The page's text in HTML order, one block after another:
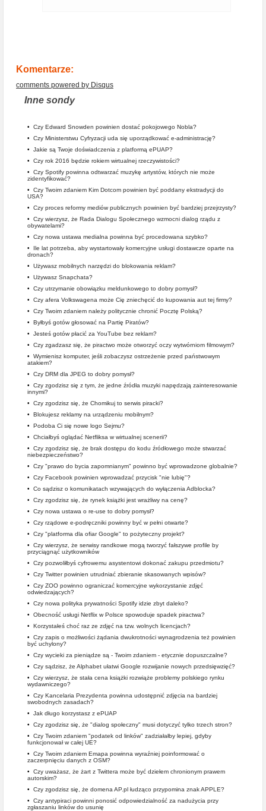
Komentarze:
comments powered by Disqus
Inne sondy
• Czy Edward Snowden powinien dostać pokojowego Nobla?
• Czy Ministerstwu Cyfryzacji uda się uporządkować e-administrację?
• Jakie są Twoje doświadczenia z platformą ePUAP?
• Czy rok 2016 będzie rokiem wirtualnej rzeczywistości?
• Czy Spotify powinna odtwarzać muzykę artystów, których nie może
zidentyfikować?
• Czy Twoim zdaniem Kim Dotcom powinien być poddany ekstradycji do
USA?
• Czy proces reformy mediów publicznych powinien być bardziej przejrzysty?
• Czy wierzysz, że Rada Dialogu Społecznego wzmocni dialog rządu z
obywatelami?
• Czy nowa ustawa medialna powinna być procedowana szybko?
• Ile lat potrzeba, aby wystartowały komercyjne usługi dostawcze oparte na
dronach?
• Używasz mobilnych narzędzi do blokowania reklam?
• Używasz Snapchata?
• Czy utrzymanie obowiązku meldunkowego to dobry pomysł?
• Czy afera Volkswagena może Cię zniechęcić do kupowania aut tej firmy?
• Czy Twoim zdaniem należy politycznie chronić Pocztę Polską?
• Byłbyś gotów głosować na Partię Piratów?
• Jesteś gotów płacić za YouTube bez reklam?
• Czy zgadzasz się, że piractwo może otworzyć oczy wytwórniom filmowym?
• Wymienisz komputer, jeśli zobaczysz ostrzeżenie przed państwowym
atakiem?
• Czy DRM dla JPEG to dobry pomysł?
• Czy zgodzisz się z tym, że jedne źródła muzyki napędzają zainteresowanie
innymi?
• Czy zgodzisz się, że Chomikuj to serwis piracki?
• Blokujesz reklamy na urządzeniu mobilnym?
• Podoba Ci się nowe logo Sejmu?
• Chciałbyś oglądać Netfliksa w wirtualnej scenerii?
• Czy zgodzisz się, że brak dostępu do kodu źródłowego może stwarzać
niebezpieczeństwo?
• Czy "prawo do bycia zapomnianym" powinno być wprowadzone globalnie?
• Czy Facebook powinien wprowadzać przycisk "nie lubię"?
• Co sądzisz o komunikatach wzywających do wyłączenia Adblocka?
• Czy zgodzisz się, że rynek książki jest wrażliwy na cenę?
• Czy nowa ustawa o re-use to dobry pomysł?
• Czy rządowe e-podręczniki powinny być w pełni otwarte?
• Czy "platforma dla ofiar Google" to pożyteczny projekt?
• Czy wierzysz, że serwisy randkowe mogą tworzyć fałszywe profile by
przyciągnąć użytkowników
• Czy pozwoliłbyś cyfrowemu asystentowi dokonać zakupu przedmiotu?
• Czy Twitter powinien utrudniać zbieranie skasowanych wpisów?
• Czy ZOO powinno ograniczać komercyjne wykorzystanie zdjęć
odwiedzających?
• Czy nowa polityka prywatności Spotify idzie zbyt daleko?
• Obecność usługi Netflix w Polsce spowoduje spadek piractwa?
• Korzystałeś choć raz ze zdjęć na tzw. wolnych licencjach?
• Czy zapis o możliwości żądania dwukrotności wynagrodzenia też powinien
być uchylony?
• Czy wycieki za pieniądze są - Twoim zdaniem - etycznie dopuszczalne?
• Czy sądzisz, że Alphabet ułatwi Google rozwijanie nowych przedsięwzięć?
• Czy wierzysz, że stała cena książki rozwiąże problemy polskiego rynku
wydawniczego?
• Czy Kancelaria Prezydenta powinna udostępnić zdjęcia na bardziej
swobodnych zasadach?
• Jak długo korzystasz z ePUAP
• Czy zgodzisz się, że "dialog społeczny" musi dotyczyć tylko trzech stron?
• Czy Twoim zdaniem "podatek od linków" zadziałałby lepiej, gdyby
funkcjonował w całej UE?
• Czy Twoim zdaniem Emapa powinna wyraźniej poinformować o
zaczerpnięciu danych z OSM?
• Czy uważasz, że żart z Twittera może być dziełem chronionym prawem
autorskim?
• Czy zgodzisz się, że domena AP.pl łudząco przypomina znak APPLE?
• Czy antypiraci powinni ponosić odpowiedzialność za nadużycia przy
zgłaszaniu linków do usunię